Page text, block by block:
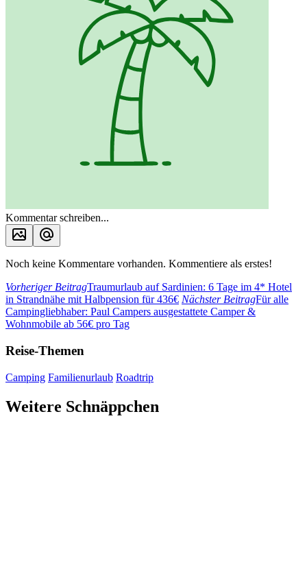
Kommentar schreiben...
Noch keine Kommentare vorhanden. Kommentiere als erstes!
Vorheriger BeitragTraumurlaub auf Sardinien: 6 Tage im 4* Hotel
in Strandnähe mit Halbpension für 436€ Nächster BeitragFür alle
Campingliebhaber: Paul Campers ausgestattete Camper &
Wohnmobile ab 56€ pro Tag
Reise-Themen
Camping Familienurlaub Roadtrip
Weitere Schnäppchen